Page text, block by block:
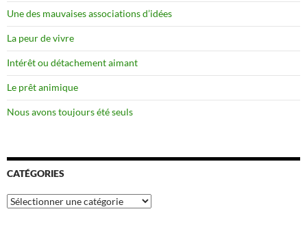
Une des mauvaises associations d’idées
La peur de vivre
Intérêt ou détachement aimant
Le prêt animique
Nous avons toujours été seuls
CATÉGORIES
Catégories